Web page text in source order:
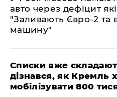
авто через дефіцит
"Заливають Євро-2 та
машину"
Списки вже
дізнався, як Кремль
мобілізувати 800